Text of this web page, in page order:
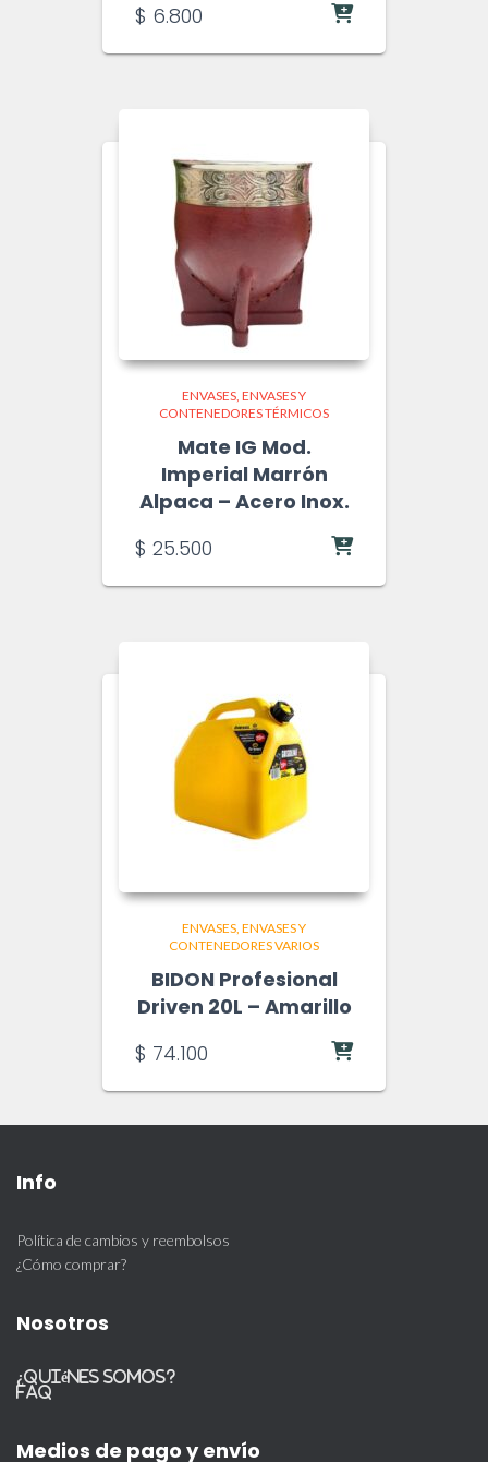
$ 6.800
ENVASES ENVASES Y
CONTENEDORES TÉRMICOS
Mate IG Mod.
Imperial Marrón
Alpaca – Acero Inox.
$ 25.500
ENVASES ENVASES Y
CONTENEDORES VARIOS
BIDON Profesional
Driven 20L – Amarillo
$ 74.100
Info
Política de cambios y reembolsos
¿Cómo comprar?
Nosotros
¿Quiénes somos?
FAQ
Medios de pago y envío